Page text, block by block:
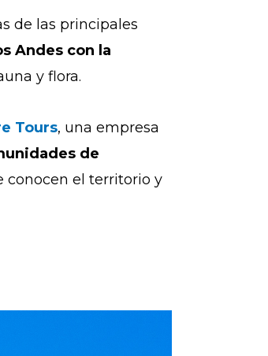
de las principales
Andes con la
y flora.
Tours, una empresa
de
conocen el territorio y